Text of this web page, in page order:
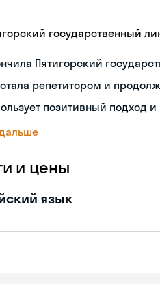
государственный
Пятигорский
репетитором и
позитивный подход
и цены
язык